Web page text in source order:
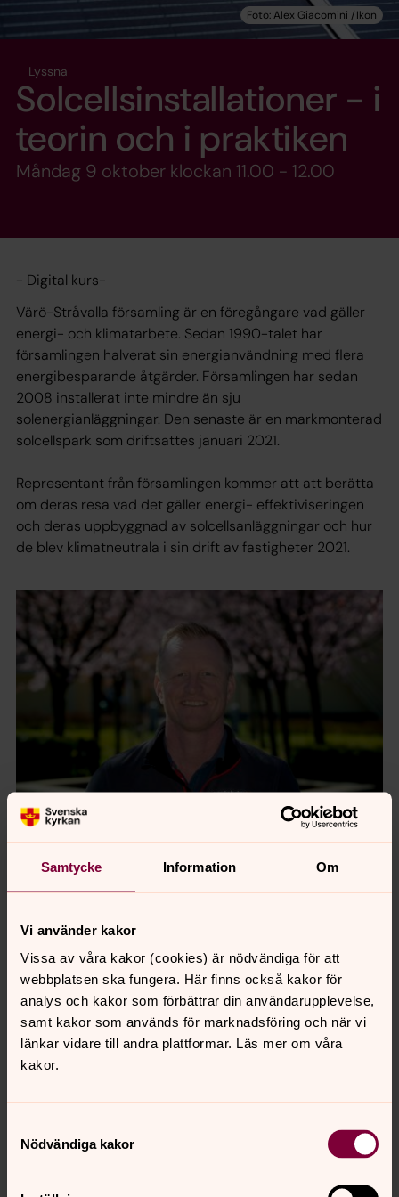
Samtycke Information Om
Vi använder kakor
Vissa av våra kakor (cookies) är nödvändiga för att
webbplatsen ska fungera. Här finns också kakor för
analys och kakor som förbättrar din användarupplevelse,
samt kakor som används för marknadsföring och när vi
länkar vidare till andra plattformar. Läs mer om våra
kakor.
Nödvändiga kakor
Lyssna
Solcellsinstallationer - i
teorin och i praktiken
Måndag 9 oktober klockan 11.00 - 12.00
- Digital kurs-
Värö-Stråvalla församling är en föregångare vad gäller
energi- och klimatarbete. Sedan 1990-talet har
församlingen halverat sin energianvändning med flera
energibesparande åtgärder. Församlingen har sedan
2008 installerat inte mindre än sju
solenergianläggningar. Den senaste är en markmonterad
solcellspark som driftsattes januari 2021.
Representant från församlingen kommer att att berätta
om deras resa vad det gäller energi- effektiviseringen
och deras uppbyggnad av solcellsanläggningar och hur
de blev klimatneutrala i sin drift av fastigheter 2021.
Anders Karlsson
är fastighets- och kyrkogårdsansvarig
vid Värö-Stråvalla församling och har ansvarat för
Anmälan Fortbildningsveckan
2025